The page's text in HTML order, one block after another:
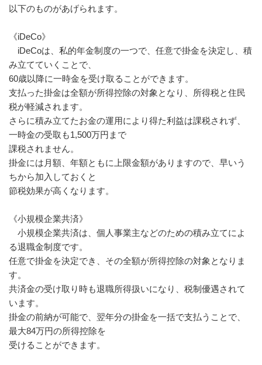
以下のものがあげられます。
《iDeCo》
iDeCoは、私的年金制度の一つで、任意で掛金を決定し、積
み立てていくことで、
60歳以降に一時金を受け取ることができます。
支払った掛金は全額が所得控除の対象となり、所得税と住民
税が軽減されます。
さらに積み立てたお金の運用により得た利益は課税されず、
一時金の受取も1,500万円まで
課税されません。
掛金には月額、年額ともに上限金額がありますので、早いう
ちから加入しておくと
節税効果が高くなります。
《小規模企業共済》
小規模企業共済は、個人事業主などのための積み立てによ
る退職金制度です。
任意で掛金を決定でき、その全額が所得控除の対象となりま
す。
共済金の受け取り時も退職所得扱いになり、税制優遇されて
います。
掛金の前納が可能で、翌年分の掛金を一括で支払うことで、
最大84万円の所得控除を
受けることができます。